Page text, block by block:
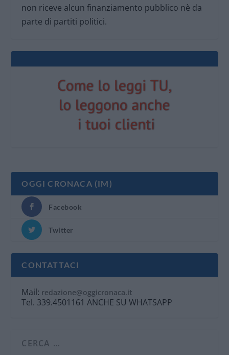
non riceve alcun finanziamento pubblico nè da
parte di partiti politici.
OGGI CRONACA (IM)
Facebook
Twitter
CONTATTACI
Mail: redazione@oggicronaca.it
Tel. 339.4501161 ANCHE SU WHATSAPP